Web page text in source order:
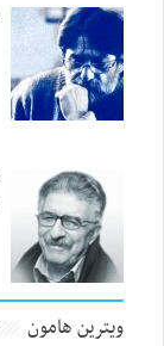
ویترین هامون